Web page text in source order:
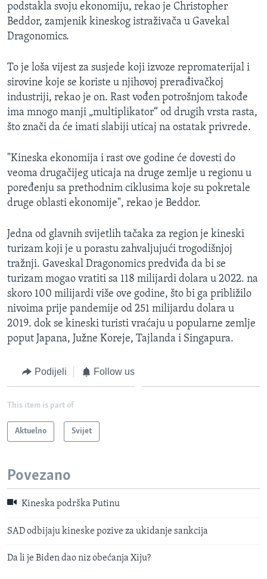
podstakla svoju ekonomiju, rekao je Christopher
Beddor, zamjenik kineskog istraživača u Gavekal
Dragonomics.
To je loša vijest za susjede koji izvoze repromaterijal i
sirovine koje se koriste u njihovoj prerađivačkoj
industriji, rekao je on. Rast vođen potrošnjom takođe
ima mnogo manji „multiplikator“ od drugih vrsta rasta,
što znači da će imati slabiji uticaj na ostatak privrede.
"Kineska ekonomija i rast ove godine će dovesti do
veoma drugačijeg uticaja na druge zemlje u regionu u
poređenju sa prethodnim ciklusima koje su pokretale
druge oblasti ekonomije", rekao je Beddor.
Jedna od glavnih svijetlih tačaka za region je kineski
turizam koji je u porastu zahvaljujući trogodišnjoj
tražnji. Gaveskal Dragonomics predviđa da bi se
turizam mogao vratiti sa 118 milijardi dolara u 2022. na
skoro 100 milijardi više ove godine, što bi ga približilo
nivoima prije pandemije od 251 milijardu dolara u
2019. dok se kineski turisti vraćaju u popularne zemlje
poput Japana, Južne Koreje, Tajlanda i Singapura.
Podijeli Follow us
This item is part of
Aktuelno Svijet
Povezano
Kineska podrška Putinu
SAD odbijaju kineske pozive za ukidanje sankcija
Da li je Biden dao niz obećanja Xiju?